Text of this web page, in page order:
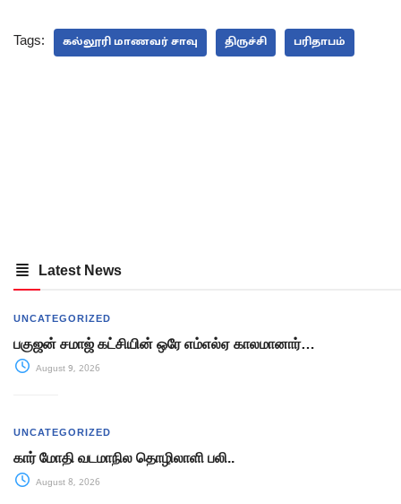
Tags: கல்லூரி மாணவர் சாவு திருச்சி பரிதாபம்
Latest News
UNCATEGORIZED
பகுஜன் சமாஜ் கட்சியின் ஒரே எம்எல்ஏ காலமானார்…
August 9, 2026
UNCATEGORIZED
கார் மோதி வடமாநில தொழிலாளி பலி..
August 8, 2026